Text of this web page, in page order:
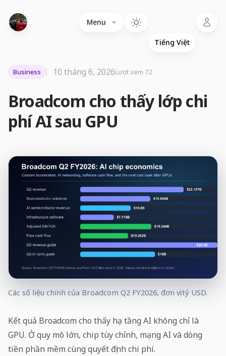
Menu
Broadcom cho thấy lớp chi
phí AI sau GPU
Business 10 tháng 6, 2026Lượt xem 72
Các số liệu chính của Broadcom Q2 FY2026, đơn vị tỷ USD.
Kết quả Broadcom cho thấy hạ tầng AI không chỉ là
GPU. Ở quy mô lớn, chip tùy chỉnh, mạng AI và dòng
tiền phần mềm cùng quyết định chi phí.